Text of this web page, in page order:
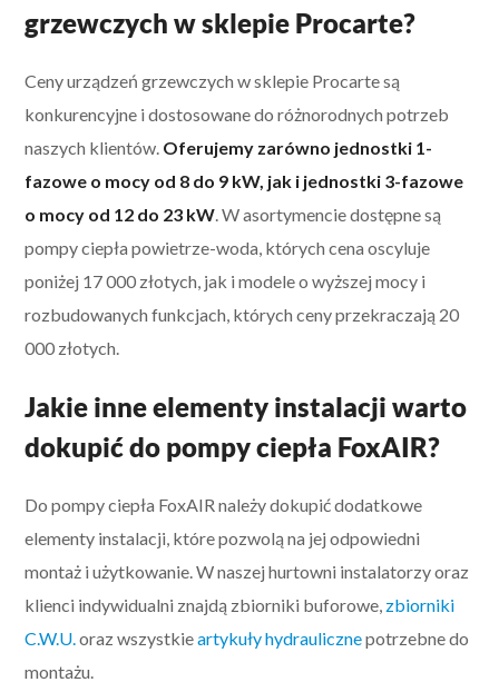
grzewczych w sklepie Procarte?
Ceny urządzeń grzewczych w sklepie Procarte są
konkurencyjne i dostosowane do różnorodnych potrzeb
naszych klientów. Oferujemy zarówno jednostki 1-
fazowe o mocy od 8 do 9 kW, jak i jednostki 3-fazowe
o mocy od 12 do 23 kW. W asortymencie dostępne są
pompy ciepła powietrze-woda, których cena oscyluje
poniżej 17 000 złotych, jak i modele o wyższej mocy i
rozbudowanych funkcjach, których ceny przekraczają 20
000 złotych.
Jakie inne elementy instalacji warto
dokupić do pompy ciepła FoxAIR?
Do pompy ciepła FoxAIR należy dokupić dodatkowe
elementy instalacji, które pozwolą na jej odpowiedni
montaż i użytkowanie. W naszej hurtowni instalatorzy oraz
klienci indywidualni znajdą zbiorniki buforowe, zbiorniki
C.W.U.oraz wszystkieartykuły hydraulicznepotrzebne do
montażu.